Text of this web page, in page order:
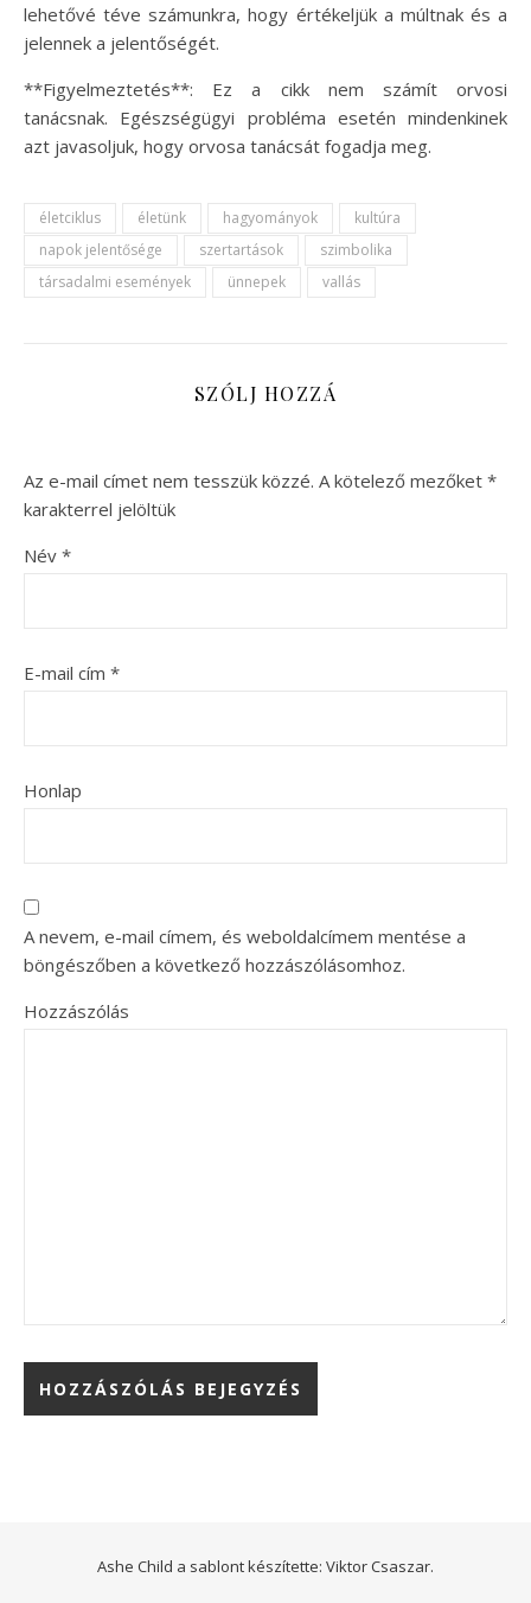
lehetővé téve számunkra, hogy értékeljük a múltnak és a
jelennek a jelentőségét.
**Figyelmeztetés**: Ez a cikk nem számít orvosi
tanácsnak. Egészségügyi probléma esetén mindenkinek
azt javasoljuk, hogy orvosa tanácsát fogadja meg.
életciklus életünk hagyományok
kultúra
napok jelentősége
szertartások
szimbolika
társadalmi események
ünnepek vallás
SZÓLJ HOZZÁ
Az e-mail címet nem tesszük közzé. A kötelező mezőket *
karakterrel jelöltük
Név *
E-mail cím *
Honlap
A nevem, e-mail címem, és weboldalcímem mentése a
böngészőben a következő hozzászólásomhoz.
Hozzászólás
Ashe Child a sablont készítette: Viktor Csaszar.